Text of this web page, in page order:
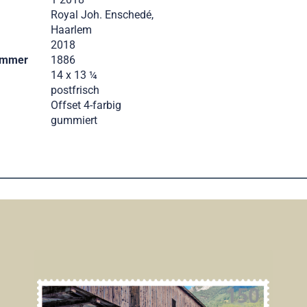
Royal Joh. Enschedé,
Haarlem
2018
1886
14 x 13 ¼
postfrisch
Offset 4-farbig
gummiert